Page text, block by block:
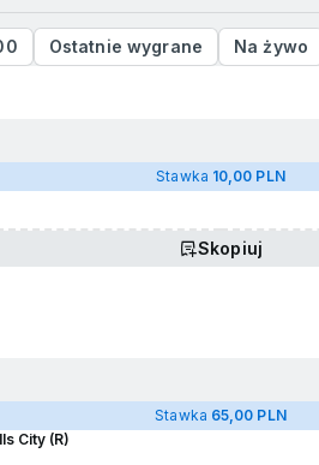
Ostatnie wygrane Na żywo
Stawka 10,00 PLN
Skopiuj
Stawka 65,00 PLN
City (R)